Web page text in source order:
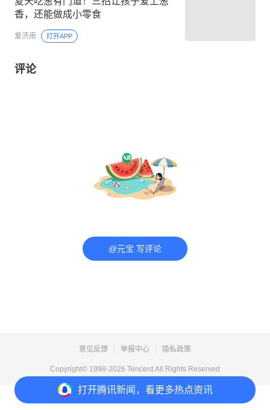
打开腾讯新闻，看更多热点资讯
香，还能做成小零食
爱济南 打开APP
评论
@元宝 写评论
意见反馈 举报中心 隐私政策
Copyright© 1998-2026 Tencent.All Rights Reserved